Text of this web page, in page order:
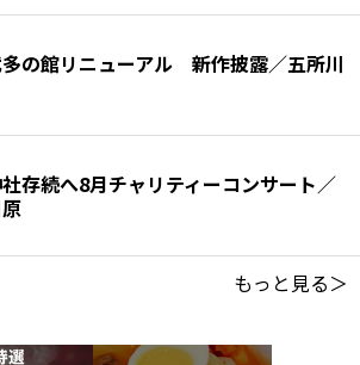
の館リニューアル 新作披露／五所川
存続へ8月チャリティーコンサート／
もっと見る＞